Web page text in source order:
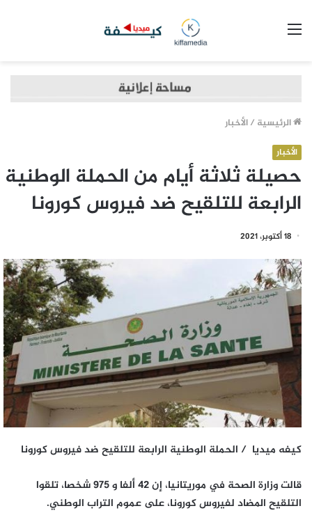
الرئيسية /الأخبار
الأخبار
حصيلة ثلاثة أيام من الحملة الوطنية
الرابعة للتلقيح ضد فيروس كورونا
18 أكتوبر، 2021
كيفه ميديا / الحملة الوطنية الرابعة للتلقيح ضد فيروس كورونا
قالت وزارة الصحة في موريتانيا، إن 42 ألفا و 975 شخصا، تلقوا
التلقيح المضاد لفيروس كورونا، على عموم التراب الوطني.